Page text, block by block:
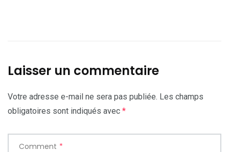
Laisser un commentaire
Votre adresse e-mail ne sera pas publiée. Les champs
obligatoires sont indiqués avec *
Comment *